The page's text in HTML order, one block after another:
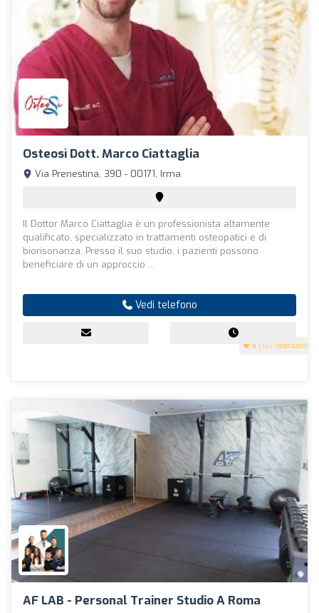
Osteosì Dott. Marco Ciattaglia
5 (107 recensioni)
Via Prenestina, 390 - 00171, Irma
Il Dottor Marco Ciattaglia è un professionista altamente
qualificato, specializzato in trattamenti osteopatici e di
biorisonanza. Presso il suo studio, i pazienti possono
beneficiare di un approccio ...
Vedi telefono
AF LAB - Personal Trainer Studio A Roma